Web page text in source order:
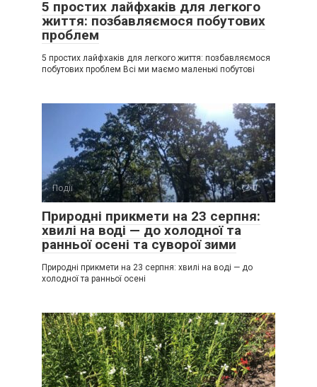
5 простих лайфхаків для легкого
життя: позбавляємося побутових
проблем
5 простих лайфхаків для легкого життя: позбавляємося
побутових проблем Всі ми маємо маленькі побутові
Події 0
Природні прикмети на 23 серпня:
хвилі на воді — до холодної та
ранньої осені та суворої зими
Природні прикмети на 23 серпня: хвилі на воді — до
холодної та ранньої осені